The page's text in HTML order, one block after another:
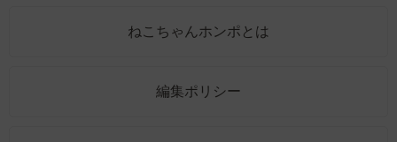
ねこちゃんホンポとは
編集ポリシー